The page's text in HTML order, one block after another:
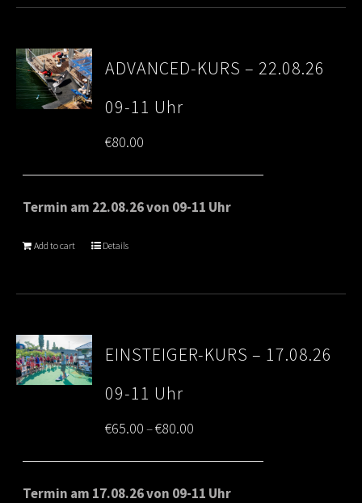
ADVANCED-KURS – 22.08.26
09-11 Uhr
€80.00
Termin am 22.08.26 von 09-11 Uhr
Add to cart Details
EINSTEIGER-KURS – 17.08.26
09-11 Uhr
€65.00–€80.00
range:
€65.00
Termin am 17.08.26 von 09-11 Uhr